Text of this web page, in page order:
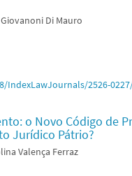
Di Mauro
IndexLawJournals/2526-
o Novo Código de
Jurídico Pátrio?
Valença Ferraz